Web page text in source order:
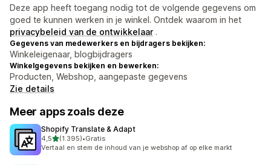
Deze app heeft toegang nodig tot de volgende gegevens om
goed te kunnen werken in je winkel. Ontdek waarom in het
privacybeleid van de ontwikkelaar .
Gegevens van medewerkers en bijdragers bekijken:
Winkeleigenaar, blogbijdragers
Winkelgegevens bekijken en bewerken:
Producten, Webshop, aangepaste gegevens
Zie details
Meer apps zoals deze
Shopify Translate & Adapt
4,5van 5 sterren
(1.395)
1395 recensies in totaal
•Gratis
Vertaal en stem de inhoud van je webshop af op elke markt